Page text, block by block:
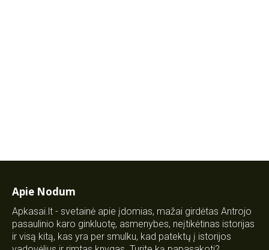
Apie Nodum
Apkasai.lt - svetainė apie įdomias, mažai girdėtas Antrojo
pasaulinio karo ginkluotę, asmenybes, neįtikėtinas istorijas
ir visą kitą, kas yra per smulku, kad patektų į istorijos